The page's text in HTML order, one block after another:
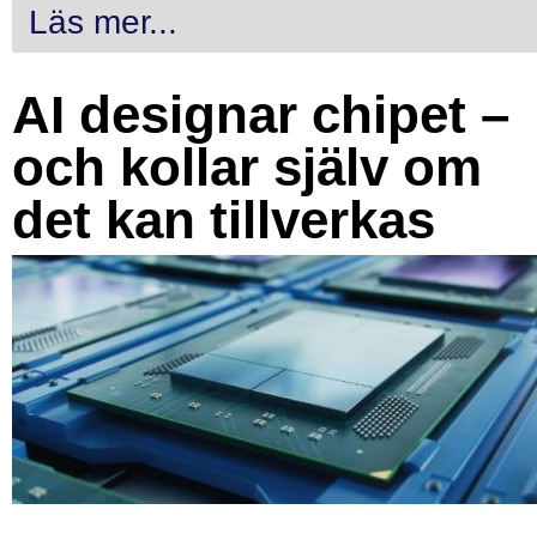
Läs mer...
AI designar chipet –
och kollar själv om
det kan tillverkas